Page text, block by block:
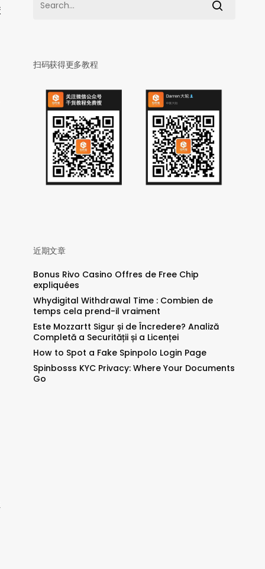
扫码获得更多教程
近期文章
Bonus Rivo Casino Offres de Free Chip
expliquées
Whydigital Withdrawal Time : Combien de
temps cela prend-il vraiment
Este Mozzartt Sigur și de Încredere? Analiză
Completă a Securității și a Licenței
How to Spot a Fake Spinpolo Login Page
Spinbosss KYC Privacy: Where Your Documents
Go